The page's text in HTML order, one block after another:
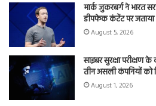
मार्क जुकरबर्ग ने भारत
डीपफेक कंटेंट पर
August 5, 2026
साइबर सुरक्षा परीक्षण
तीन असली कंपनियों को
August 1, 2026